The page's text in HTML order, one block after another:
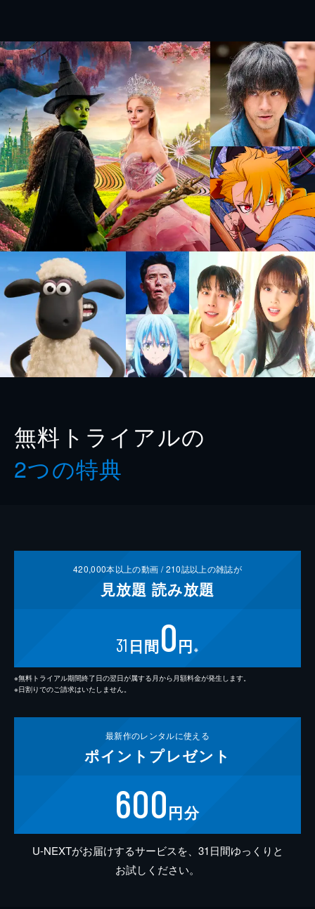
無料トライアルの
2つの特典
420,000本以上の動画 /210誌以上の雑誌が
見放題 読み放題
31 日間0円 ※
※無料トライアル期間終了日の翌日が属する月から月額料金が発生します。
※日割りでのご請求はいたしません。
最新作のレンタルに使える
ポイント プレゼント
600円分
U-NEXTがお届けするサービスを、31日間ゆっくりと
お試しください。